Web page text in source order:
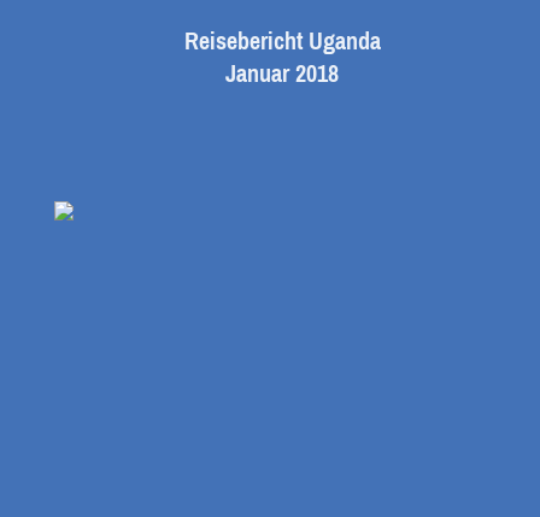
Reisebericht Uganda
Januar 2018